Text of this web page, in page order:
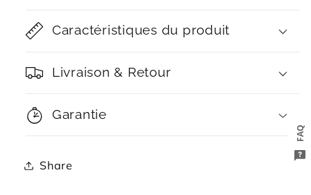
Caractéristiques du produit
Livraison & Retour
Garantie
Share
FAQ